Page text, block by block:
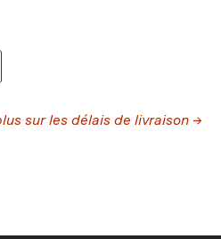
sur les délais de livraison →